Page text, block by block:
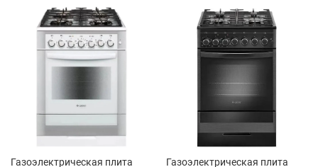
Газоэлектрическая плита
Газоэлектрическая плита